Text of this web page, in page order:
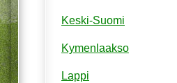
Keski-Suomi
Kymenlaakso
Lappi